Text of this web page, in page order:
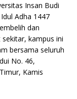
Insan Budi
Adha 1447
dan
kampus ini
bersama seluruh
No. 46,
Kamis